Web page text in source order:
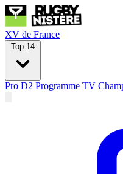
XV de France
Top 14
Pro D2 Programme TV